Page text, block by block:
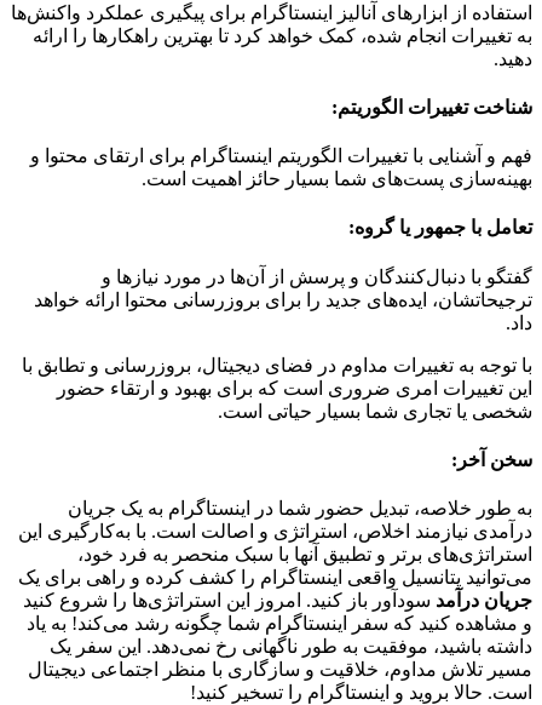
استفاده از ابزارهای آنالیز اینستاگرام برای پیگیری عملکرد واکنش‌ها
به تغییرات انجام شده، کمک خواهد کرد تا بهترین راهکارها را ارائه
دهید.
شناخت تغییرات الگوریتم:
فهم و آشنایی با تغییرات الگوریتم اینستاگرام برای ارتقای محتوا و
بهینه‌سازی پست‌های شما بسیار حائز اهمیت است.
تعامل با جمهور یا گروه:
گفتگو با دنبال‌کنندگان و پرسش از آن‌ها در مورد نیازها و
ترجیحاتشان، ایده‌های جدید را برای بروزرسانی محتوا ارائه خواهد
داد.
با توجه به تغییرات مداوم در فضای دیجیتال، بروزرسانی و تطابق با
این تغییرات امری ضروری است که برای بهبود و ارتقاء حضور
شخصی یا تجاری شما بسیار حیاتی است.
سخن آخر:
به طور خلاصه، تبدیل حضور شما در اینستاگرام به یک جریان
درآمدی نیازمند اخلاص، استراتژی و اصالت است. با به‌کارگیری این
استراتژی‌های برتر و تطبیق آنها با سبک منحصر به فرد خود،
می‌توانید پتانسیل واقعی اینستاگرام را کشف کرده و راهی برای یک
جریان درآمد سودآور باز کنید. امروز این استراتژی‌ها را شروع کنید
و مشاهده کنید که سفر اینستاگرام شما چگونه رشد می‌کند! به یاد
داشته باشید، موفقیت به طور ناگهانی رخ نمی‌دهد. این سفر یک
مسیر تلاش مداوم، خلاقیت و سازگاری با منظر اجتماعی دیجیتال
است. حالا بروید و اینستاگرام را تسخیر کنید!